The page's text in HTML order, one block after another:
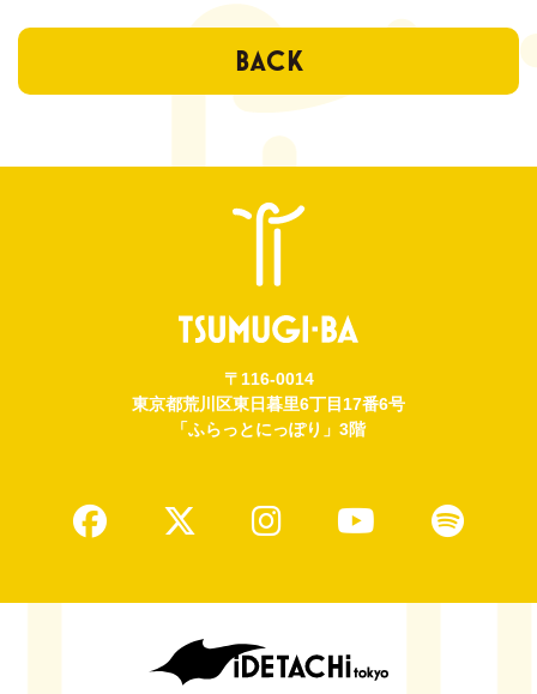
BACK
〒116-0014
東京都荒川区東日暮里6丁目17番6号
「ふらっとにっぽり」3階